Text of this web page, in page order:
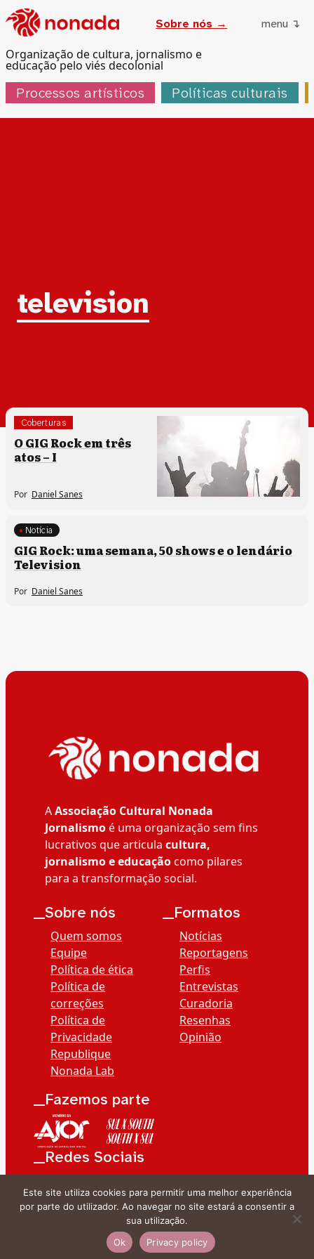
Organização de cultura, jornalismo e
educação pelo viés decolonial
Sobre nós → menu ↴
Processos artísticos Políticas culturais
Tag:
television
Coberturas
O GIG Rock em três
atos – I
Por Daniel Sanes
Notícia
GIG Rock: uma semana, 50 shows e o lendário
Television
Por Daniel Sanes
AAssociação Cultural Nonada
Jornalismoé uma organização sem fins
lucrativos que articula cultura,
jornalismo e educaçãocomo pilares
para a transformação social.
__Sobre nós
Quem somos
Equipe
Política de ética
Política de
correções
Política de
Privacidade
Republique
Nonada Lab
__Formatos
Notícias
Reportagens
Perfis
Entrevistas
Curadoria
Resenhas
Opinião
__Fazemos parte
__Redes Sociais
Este site utiliza cookies para permitir uma melhor experiência
por parte do utilizador. Ao navegar no site estará a consentir a
sua utilização.
Ok
Privacy policy